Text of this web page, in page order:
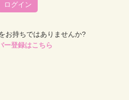
ログイン
お持ちではありませんか?
ー登録はこちら